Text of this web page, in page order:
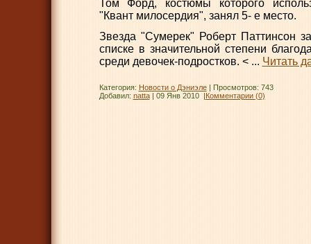
Том Форд, костюмы которого
"Квант милосердия", занял 5- е место.
Звезда "Сумерек" Роберт Паттинсон
списке в значительной степени
среди девочек-подростков. < ... Читать
Категория: Новости о Дэниэле| Просмотров: 743
Добавил: natta| 09 Янв 2010|Комментарии (0)